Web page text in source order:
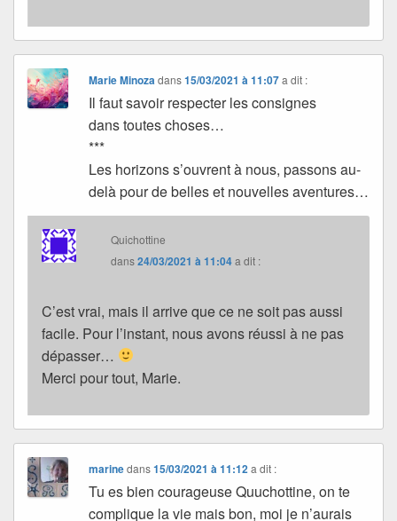
Marie Minoza dans15/03/2021 à 11:07 a dit :
Il faut savoir respecter les consignes
dans toutes choses…
***
Les horizons s’ouvrent à nous, passons au-
delà pour de belles et nouvelles aventures…
Quichottine
dans24/03/2021 à 11:04a dit :
C’est vrai, mais il arrive que ce ne soit pas aussi
facile. Pour l’instant, nous avons réussi à ne pas
dépasser…
Merci pour tout, Marie.
marinedans15/03/2021 à 11:12 a dit :
Tu es bien courageuse Quuchottine, on te
complique la vie mais bon, moi je n’aurais